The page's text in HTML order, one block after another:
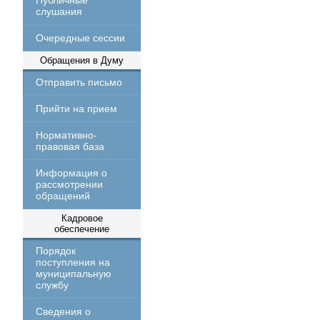
слушания
Очередные сессии
Обращения в Думу
Отправить письмо
Прийти на прием
Нормативно-
правовая база
Информация о
рассмотрении
обращений
Кадровое
обеспечение
Порядок
поступления на
муниципальную
службу
Сведения о